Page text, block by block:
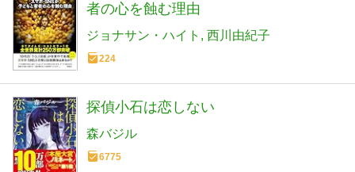
者の心を蝕む理由
ジョナサン・ハイト 西川由紀子
224
探偵小石は恋しない
森バジル
6775